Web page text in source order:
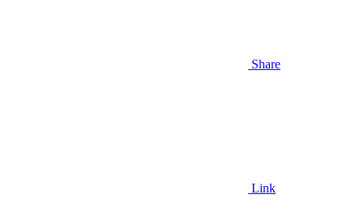
Share
Link